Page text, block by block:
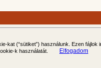
kat (“sütiket”) használunk. Ezen
k használatát.
Elfogadom